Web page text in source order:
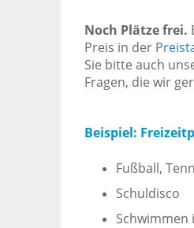
Noch Plätze frei.
Preis in der
Sie bitte auch
Fragen, die wir
Beispiel:
Fußball,
Schuldisco
Schwimmen